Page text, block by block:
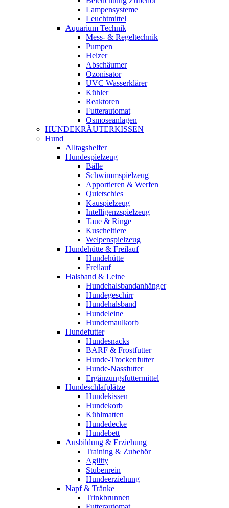
Lampensysteme
Leuchtmittel
Aquarium Technik
Mess- & Regeltechnik
Pumpen
Heizer
Abschäumer
Ozonisator
UVC Wasserklärer
Kühler
Reaktoren
Futterautomat
Osmoseanlagen
HUNDEKRÄUTERKISSEN
Hund
Alltagshelfer
Hundespielzeug
Bälle
Schwimmspielzeug
Apportieren & Werfen
Quietschies
Kauspielzeug
Intelligenzspielzeug
Taue & Ringe
Kuscheltiere
Welpenspielzeug
Hundehütte & Freilauf
Hundehütte
Freilauf
Halsband & Leine
Hundehalsbandanhänger
Hundegeschirr
Hundehalsband
Hundeleine
Hundemaulkorb
Hundefutter
Hundesnacks
BARF & Frostfutter
Hunde-Trockenfutter
Hunde-Nassfutter
Ergänzungsfuttermittel
Hundeschlafplätze
Hundekissen
Hundekorb
Kühlmatten
Hundedecke
Hundebett
Ausbildung & Erziehung
Training & Zubehör
Agility
Stubenrein
Hundeerziehung
Napf & Tränke
Trinkbrunnen